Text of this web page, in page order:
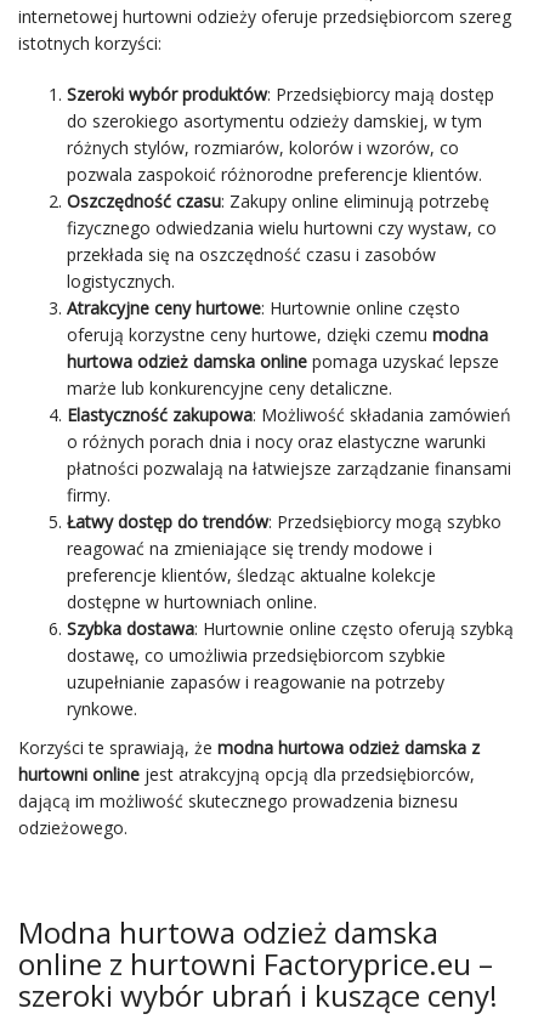
internetowej hurtowni odzieży oferuje przedsiębiorcom szereg
istotnych korzyści:
Szeroki wybór produktów: Przedsiębiorcy mają dostęp
do szerokiego asortymentu odzieży damskiej, w tym
różnych stylów, rozmiarów, kolorów i wzorów, co
pozwala zaspokoić różnorodne preferencje klientów.
Oszczędność czasu: Zakupy online eliminują potrzebę
fizycznego odwiedzania wielu hurtowni czy wystaw, co
przekłada się na oszczędność czasu i zasobów
logistycznych.
Atrakcyjne ceny hurtowe: Hurtownie online często
oferują korzystne ceny hurtowe, dzięki czemu modna
hurtowa odzież damska online pomaga uzyskać lepsze
marże lub konkurencyjne ceny detaliczne.
Elastyczność zakupowa: Możliwość składania zamówień
o różnych porach dnia i nocy oraz elastyczne warunki
płatności pozwalają na łatwiejsze zarządzanie finansami
firmy.
Łatwy dostęp do trendów: Przedsiębiorcy mogą szybko
reagować na zmieniające się trendy modowe i
preferencje klientów, śledząc aktualne kolekcje
dostępne w hurtowniach online.
Szybka dostawa: Hurtownie online często oferują szybką
dostawę, co umożliwia przedsiębiorcom szybkie
uzupełnianie zapasów i reagowanie na potrzeby
rynkowe.
Korzyści te sprawiają, że modna hurtowa odzież damska z
hurtowni online jest atrakcyjną opcją dla przedsiębiorców,
dającą im możliwość skutecznego prowadzenia biznesu
odzieżowego.
Modna hurtowa odzież damska
online z hurtowni Factoryprice.eu –
szeroki wybór ubrań i kuszące ceny!